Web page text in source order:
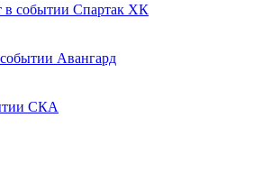
Спартак ХК
Авангард
СКА